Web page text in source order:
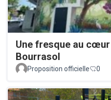
Une fresque au
Bourrasol
Proposition officielle 0